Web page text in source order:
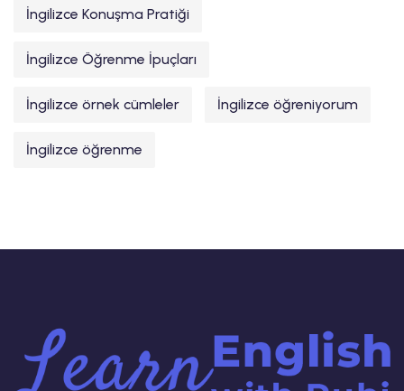
İngilizce Konuşma Pratiği
İngilizce Öğrenme İpuçları
İngilizce örnek cümleler İngilizce öğreniyorum
İngilizce öğrenme